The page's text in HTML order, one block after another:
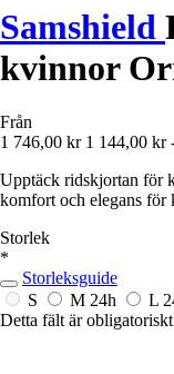
Samshield
kvinnor
Från
1 746,00 kr 1 144,00 kr
Upptäck ridskjortan för
komfort och elegans för
Storlek
*
Storleksguide
S
M 24h L
Detta fält är obligatoriskt